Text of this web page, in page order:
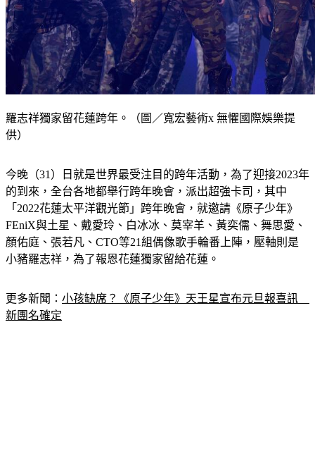
羅志祥獨家留花蓮跨年。（圖／寬宏藝術x 無懼國際娛樂提
供）
今晚（31）日就是世界最受注目的跨年活動，為了迎接2023年
的到來，全台各地都舉行跨年晚會，派出超強卡司，其中
「2022花蓮太平洋觀光節」跨年晚會，就邀請《原子少年》
FEniX與土星、戴愛玲、白冰冰、莫宰羊、黃奕儒、舞思愛、
顏佑庭、張若凡、CTO等21組偶像歌手輪番上陣，壓軸則是
小豬羅志祥，為了報恩花蓮獨家留給花蓮。
更多新聞： 小孩缺席？《原子少年》天王星宣布元旦報喜訊
新團名確定